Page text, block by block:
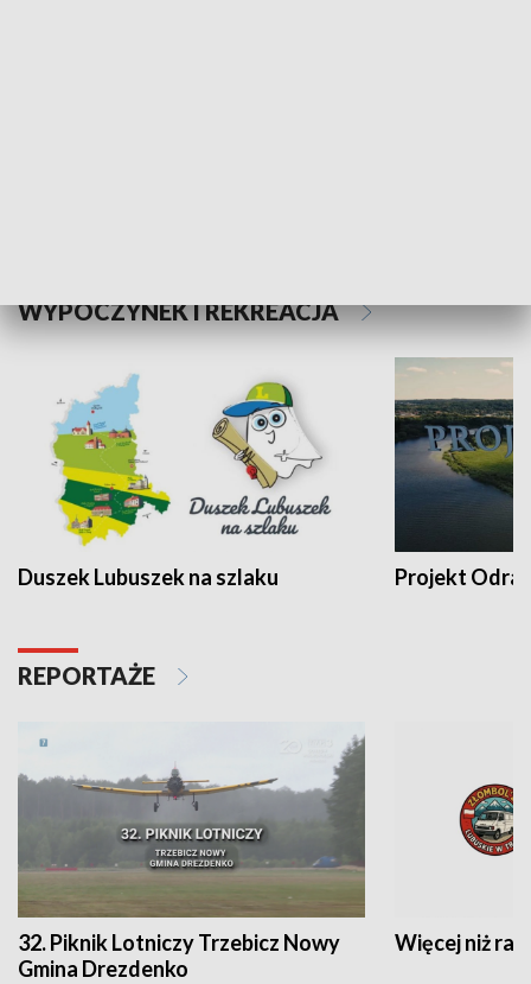
WYPOCZYNEK I REKREACJA
Duszek Lubuszek na szlaku Projekt Odra
REPORTAŻE
32. Piknik Lotniczy Trzebicz Nowy
Gmina Drezdenko
Więcej niż rajd